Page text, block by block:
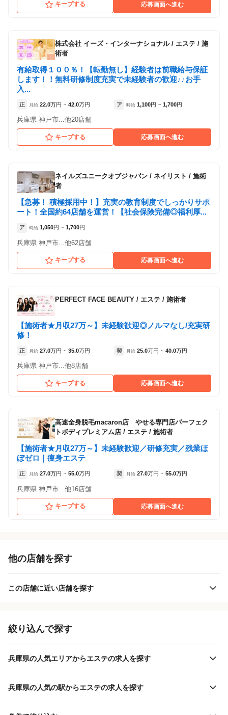
キープする 応募画面へ進む
株式会社 イーズ・インターナショナル/ エステ / 施
術者
有給取得１００％！【転勤無し】経験者は前職給与保証
します！！無料研修制度充実で未経験者の歓迎♪♪お手
入...
正 月給 22.0万円 ~ 42.0万円 ア 時給 1,100円 ~ 1,700円
兵庫県 神戸市...他20店舗
キープする 応募画面へ進む
ネイルズユニークオブジャパン / ネイリスト / 施術
者
【急募！ 積極採用中！】充実の教育制度でしっかりサポ
ート！全国約64店舗を運営！【社会保険完備◎福利厚...
ア 時給 1,050円 ~ 1,700円
兵庫県 神戸市...他62店舗
キープする 応募画面へ進む
PERFECT FACE BEAUTY / エステ / 施術者
【施術者★月収27万～】未経験歓迎◎ノルマなし/充実研
修！
正 月給 27.0万円 ~ 35.0万円 契 月給 25.0万円 ~ 40.0万円
兵庫県 神戸市...他8店舗
キープする 応募画面へ進む
高速全身脱毛macaron店 やせる専門店パーフェク
トボディプレミアム店 / エステ / 施術者
【施術者★月収27万～】未経験歓迎／研修充実／残業ほ
ぼゼロ｜痩身エステ
正 月給 27.0万円 ~ 55.0万円 契 月給 27.0万円 ~ 55.0万円
兵庫県 神戸市...他16店舗
キープする 応募画面へ進む
他の店舗を探す
この店舗に近い店舗を探す
絞り込んで探す
兵庫県の人気エリアからエステの求人を探す
兵庫県の人気の駅からエステの求人を探す